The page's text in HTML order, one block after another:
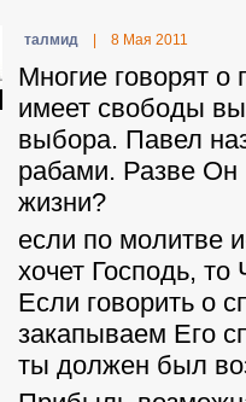
талмид 8 Мая 2011
Многие говорят
имеет свободы
выбора. Павел
рабами. Разве Он
жизни?
если по молитве
хочет Господь,
Если говорить о
закапываем Его
ты должен был